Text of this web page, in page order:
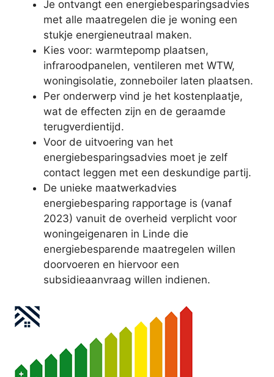
Je ontvangt een energiebesparingsadvies
met alle maatregelen die je woning een
stukje energieneutraal maken.
Kies voor: warmtepomp plaatsen,
infraroodpanelen, ventileren met WTW,
woningisolatie, zonneboiler laten plaatsen.
Per onderwerp vind je het kostenplaatje,
wat de effecten zijn en de geraamde
terugverdientijd.
Voor de uitvoering van het
energiebesparingsadvies moet je zelf
contact leggen met een deskundige partij.
De unieke maatwerkadvies
energiebesparing rapportage is (vanaf
2023) vanuit de overheid verplicht voor
woningeigenaren in Linde die
energiebesparende maatregelen willen
doorvoeren en hiervoor een
subsidieaanvraag willen indienen.